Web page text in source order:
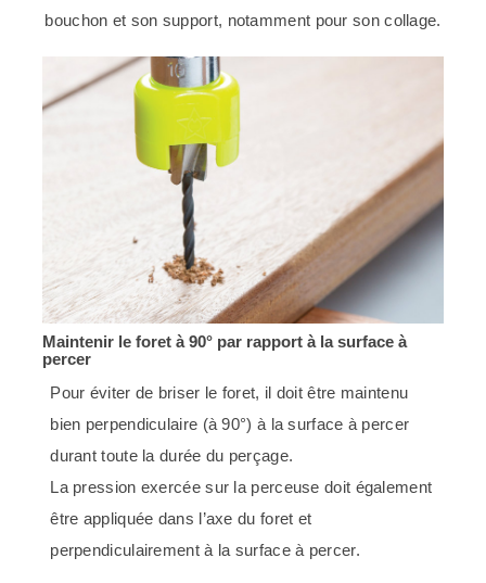
bouchon et son support, notamment pour son collage.
Maintenir le foret à 90° par rapport à la surface à
percer
Pour éviter de briser le foret, il doit être maintenu
bien perpendiculaire (à 90°) à la surface à percer
durant toute la durée du perçage.
La pression exercée sur la perceuse doit également
être appliquée dans l’axe du foret et
perpendiculairement à la surface à percer.